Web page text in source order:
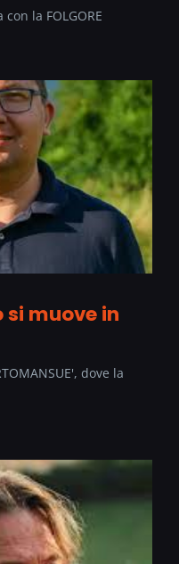
la FOLGORE
muove in
dove la